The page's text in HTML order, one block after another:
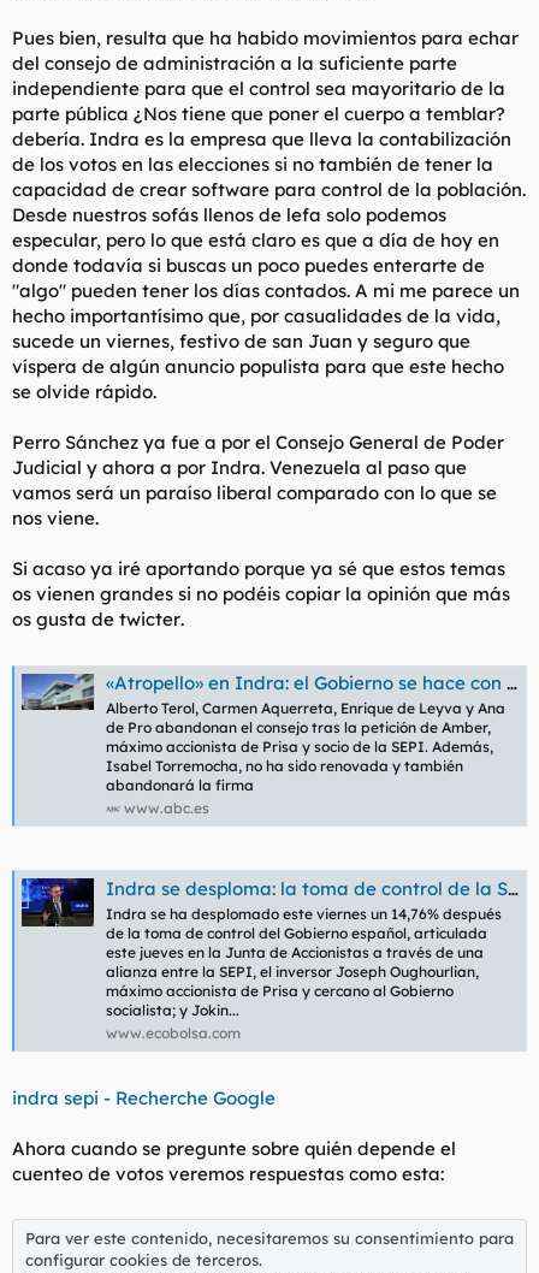
Pues bien, resulta que ha habido movimientos para echar
del consejo de administración a la suficiente parte
independiente para que el control sea mayoritario de la
parte pública ¿Nos tiene que poner el cuerpo a temblar?
debería. Indra es la empresa que lleva la contabilización
de los votos en las elecciones si no también de tener la
capacidad de crear software para control de la población.
Desde nuestros sofás llenos de lefa solo podemos
especular, pero lo que está claro es que a día de hoy en
donde todavía si buscas un poco puedes enterarte de
"algo" pueden tener los días contados. A mi me parece un
hecho importantísimo que, por casualidades de la vida,
sucede un viernes, festivo de san Juan y seguro que
víspera de algún anuncio populista para que este hecho
se olvide rápido.
Perro Sánchez ya fue a por el Consejo General de Poder
Judicial y ahora a por Indra. Venezuela al paso que
vamos será un paraíso liberal comparado con lo que se
nos viene.
Si acaso ya iré aportando porque ya sé que estos temas
os vienen grandes si no podéis copiar la opinión que más
os gusta de twicter.
«Atropello» en Indra: el Gobierno se hace con el control de la empresa tras cesar a cuatro consejeros independientes
Alberto Terol, Carmen Aquerreta, Enrique de Leyva y Ana
de Pro abandonan el consejo tras la petición de Amber,
máximo accionista de Prisa y socio de la SEPI. Además,
Isabel Torremocha, no ha sido renovada y también
abandonará la firma
www.abc.es
Indra se desploma: la toma de control de la SEPI es una noticia muy negativa
Indra se ha desplomado este viernes un 14,76% después
de la toma de control del Gobierno español, articulada
este jueves en la Junta de Accionistas a través de una
alianza entre la SEPI, el inversor Joseph Oughourlian,
máximo accionista de Prisa y cercano al Gobierno
socialista; y Jokin...
www.ecobolsa.com
indra sepi - Recherche Google
Ahora cuando se pregunte sobre quién depende el
cuenteo de votos veremos respuestas como esta:
Para ver este contenido, necesitaremos su consentimiento para
configurar cookies de terceros.